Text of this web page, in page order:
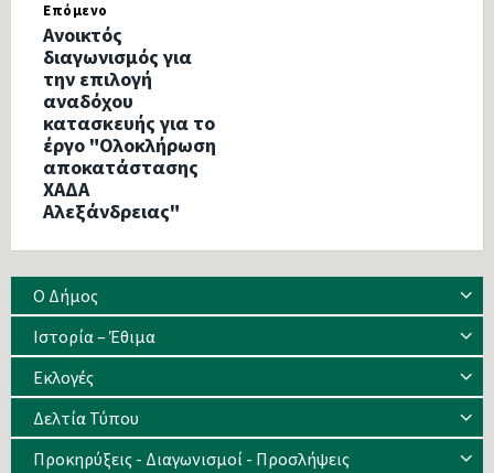
Επόμενο
Ανοικτός
διαγωνισμός για
την επιλογή
αναδόχου
κατασκευής για το
έργο "Ολοκλήρωση
αποκατάστασης
ΧΑΔΑ
Αλεξάνδρειας"
Ο Δήμος
Ιστορία – Έθιμα
Eκλογές
Δελτία Τύπου
Προκηρύξεις - Διαγωνισμοί - Προσλήψεις